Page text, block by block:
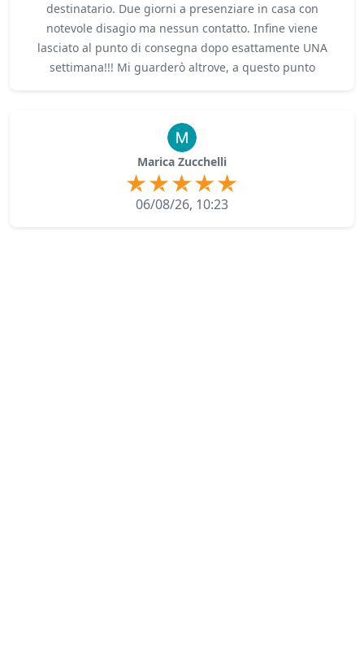
destinatario. Due giorni a presenziare in casa con
notevole disagio ma nessun contatto. Infine viene
lasciato al punto di consegna dopo esattamente UNA
settimana!!! Mi guarderò altrove, a questo punto
Marica Zucchelli
06/08/26, 10:23